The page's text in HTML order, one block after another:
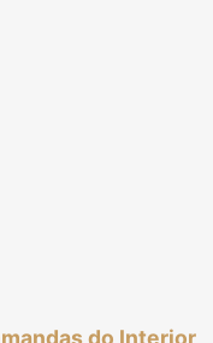
do Interior